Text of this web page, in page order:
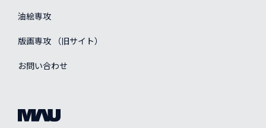
油絵専攻
版画専攻 （旧サイト）
お問い合わせ